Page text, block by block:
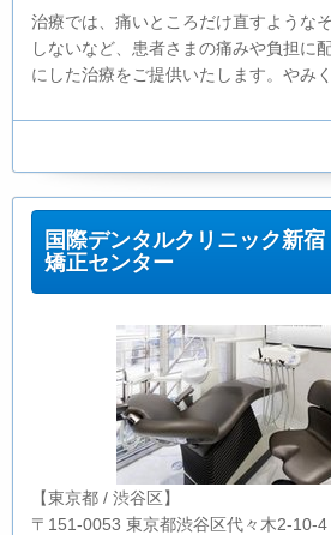
治療では、痛いところだけ直すような
しないなど、患者さまの痛みや負担に
にした治療をご提供いたします。やみ
国際デンタルクリニック新
矯正センター
【東京都 / 渋谷区】
〒151-0053 東京都渋谷区代々木2-10-